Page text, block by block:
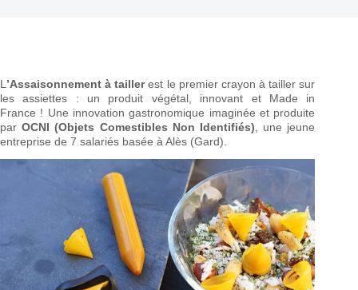
L ’Assaisonnement à taillerest le premier crayon à tailler sur
les assiettes : un produit végétal, innovant et Made in
France ! Une innovation gastronomique imaginée et produite
parOCNI (Objets Comestibles Non Identifiés) , une jeune
entreprise de 7 salariés basée à Alès (Gard).